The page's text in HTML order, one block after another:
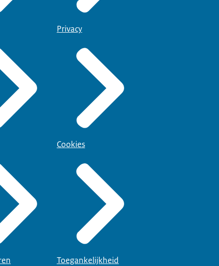
Privacy
Cookies
Toegankelijkheid